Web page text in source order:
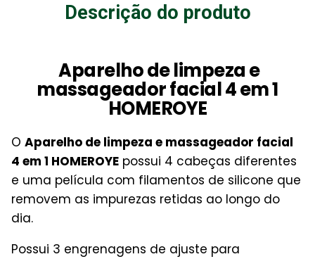
Descrição do produto
Aparelho de limpeza e
massageador facial 4 em 1
HOMEROYE
O Aparelho de limpeza e massageador facial
4 em 1 HOMEROYE possui 4 cabeças diferentes
e uma película com filamentos de silicone que
removem as impurezas retidas ao longo do
dia.
Possui 3 engrenagens de ajuste para